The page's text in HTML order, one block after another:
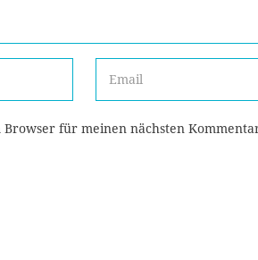
für meinen nächsten